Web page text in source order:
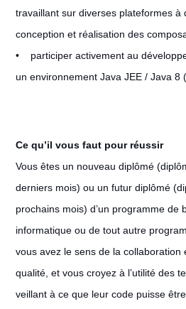
travaillant sur diverses plateformes à
conception et réalisation des
• participer activement au
un environnement Java JEE / Java 8
Ce qu’il vous faut pour réussir
Vous êtes un nouveau diplômé
derniers mois) ou un futur diplômé
prochains mois) d’un programme de
informatique ou de tout autre
vous avez le sens de la collaboration
qualité, et vous croyez à l’utilité des
veillant à ce que leur code puisse